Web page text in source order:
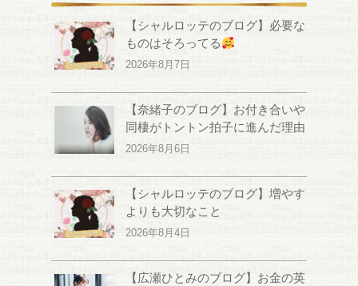
【シャルロッテのブログ】必要な
ものはそろってる
2026年8月7日
【奈緒子のブログ】お付き合いや
同棲がトントン拍子に進んだ理由
2026年8月6日
【シャルロッテのブログ】増やす
よりも大切なこと
2026年8月4日
【広瀬ひとみのブログ】お金の英